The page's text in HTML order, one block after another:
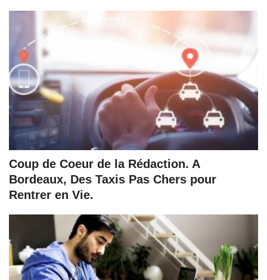
Coup de Coeur de la Rédaction. A
Bordeaux, Des Taxis Pas Chers pour
Rentrer en Vie.